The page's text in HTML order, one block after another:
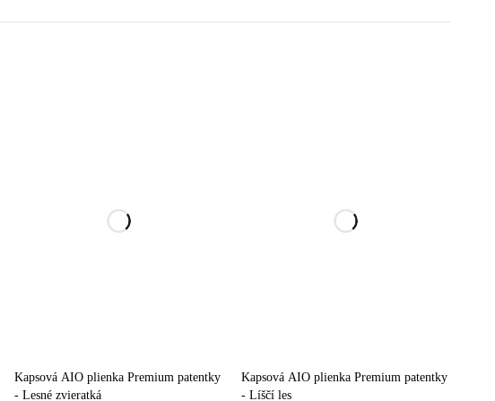
Kapsová AIO plienka Premium patentky
- Lesné zvieratká
Kapsová AIO plienka Premium patentky
- Líščí les